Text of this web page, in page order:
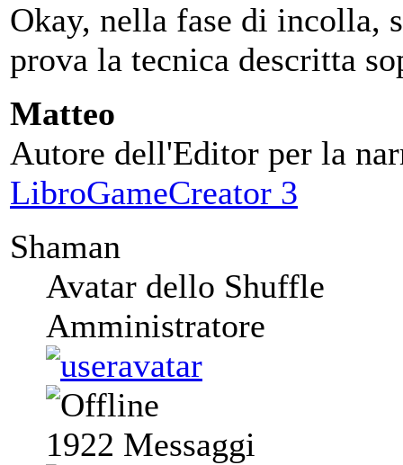
Okay, nella fase di incolla,
prova la tecnica descritta
Matteo
Autore dell'Editor per la
LibroGameCreator 3
Shaman
Avatar dello Shuffle
Amministratore
1922 Messaggi